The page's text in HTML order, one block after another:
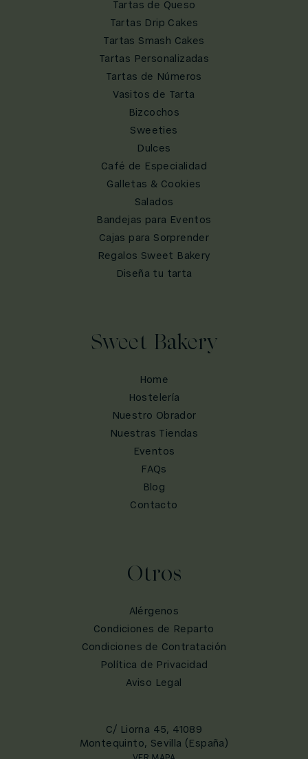
Tartas de Queso
Tartas Drip Cakes
Tartas Smash Cakes
Tartas Personalizadas
Tartas de Números
Vasitos de Tarta
Bizcochos
Sweeties
Dulces
Café de Especialidad
Galletas & Cookies
Salados
Bandejas para Eventos
Cajas para Sorprender
Regalos Sweet Bakery
Diseña tu tarta
Sweet Bakery
Home
Hostelería
Nuestro Obrador
Nuestras Tiendas
Eventos
FAQs
Blog
Contacto
Otros
Alérgenos
Condiciones de Reparto
Condiciones de Contratación
Política de Privacidad
Aviso Legal
C/ Liorna 45, 41089
Montequinto, Sevilla (España)